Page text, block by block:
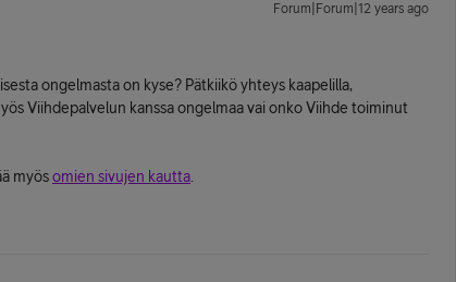
Forum|Forum|12 years ago
ongelmasta on kyse? Pätkiikö yhteys kaapelilla,
Viihdepalvelun kanssa ongelmaa vai onko Viihde toiminut
myösomien sivujen kautta